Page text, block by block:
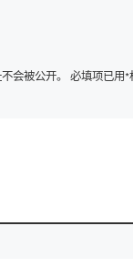
会被公开。 必填项已用*